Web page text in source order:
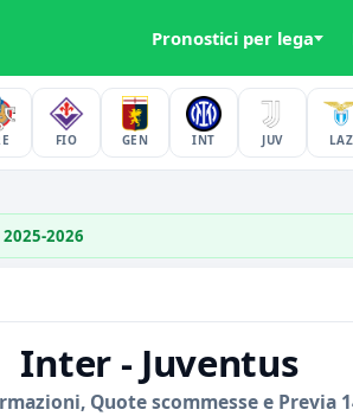
Pronostici per lega
FIO GEN INT JUV LAZ
2026
Inter - Juventus
Quote scommesse e Previa